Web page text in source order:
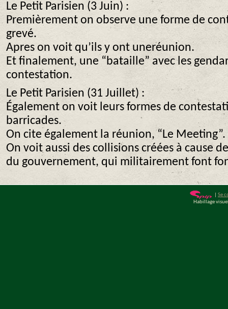
Le Petit Parisien (3 Juin) :
Premièrement on observe une forme de
grevé.
Apres on voit qu’ils y ont uneréunion.
Et finalement, une “bataille” avec les
contestation.
Le Petit Parisien (31 Juillet) :
Également on voit leurs formes de
barricades.
On cite également la réunion, “Le Meeting”.
On voit aussi des collisions créées à cause
du gouvernement, qui militairement font
Se
Habillage